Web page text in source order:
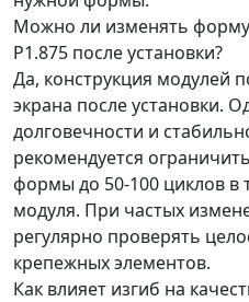
Можно ли изменять форму
P1.875 после установки?
Да, конструкция модулей
экрана после установки.
долговечности и
рекомендуется
формы до 50-100 циклов в
модуля. При частых
регулярно проверять
крепежных элементов.
Как влияет изгиб на